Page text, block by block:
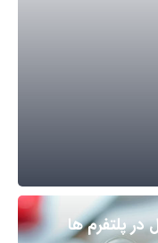
در پلتفرم ها